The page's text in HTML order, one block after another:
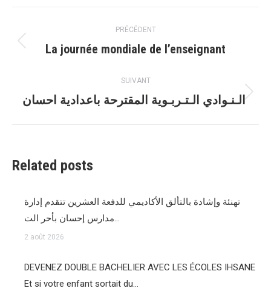
article
PRÉCÉDENT
Article
:
La journée mondiale de l’enseignant
SUIVANT
Article
الـنـوادي الـتـربـوية المقترحة باعدادية احسان ‎‎
Related posts
تهنئة وإشادة بالتألق الأكاديمي للدفعة العشرين تتقدم إدارة
مدارس إحسان بأحر الت…
2 août 2026
DEVENEZ DOUBLE BACHELIER AVEC LES ÉCOLES IHSANE
Et si votre enfant sortait du…